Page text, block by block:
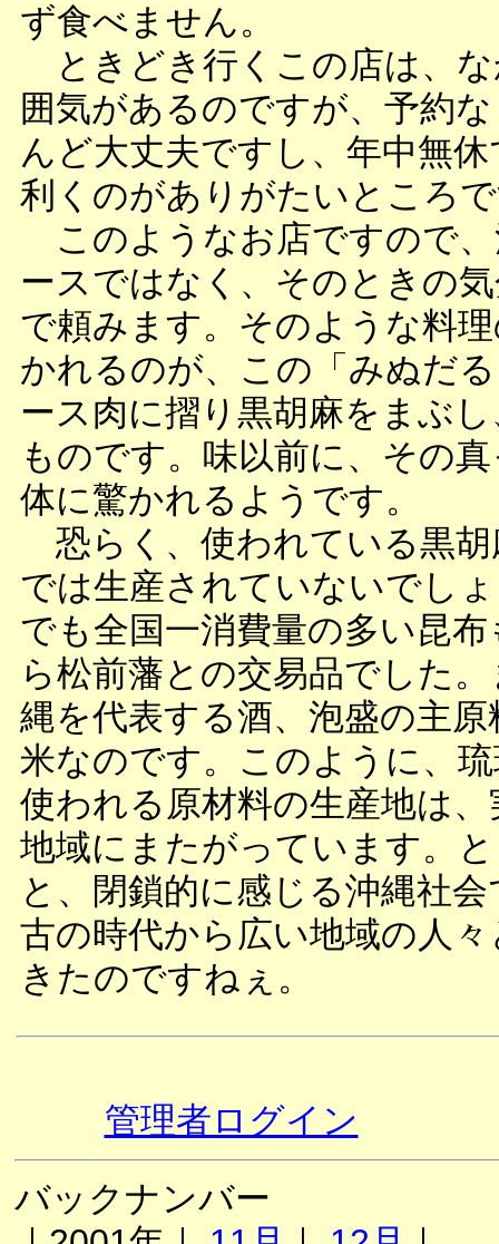
ず食べません。
ときどき行くこの店は、
囲気があるのですが、予約
んど大丈夫ですし、年中無
利くのがありがたいところ
このようなお店ですので
ースではなく、そのときの
で頼みます。そのような料
かれるのが、この「みぬだ
ース肉に摺り黒胡麻をまぶ
ものです。味以前に、その
体に驚かれるようです。
恐らく、使われている黒胡
では生産されていないでし
でも全国一消費量の多い昆布
ら松前藩との交易品でした
縄を代表する酒、泡盛の主
米なのです。このように、
使われる原材料の生産地は
地域にまたがっています。
と、閉鎖的に感じる沖縄社
古の時代から広い地域の人
きたのですねぇ。
管理者ログイン
バックナンバー